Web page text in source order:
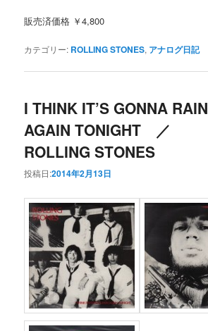
販売済価格 ￥4,800
カテゴリー: ROLLING STONES, アナログ日記
I THINK IT’S GONNA RAIN
AGAIN TONIGHT ／
ROLLING STONES
投稿日:2014年2月13日